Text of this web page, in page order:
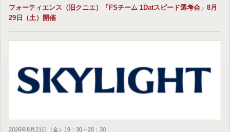
フォーティエンス（旧クニエ）「FSチーム 1Datスピード選考会」8月
29日（土）開催
2026年8月21日（金）19：30～20：30